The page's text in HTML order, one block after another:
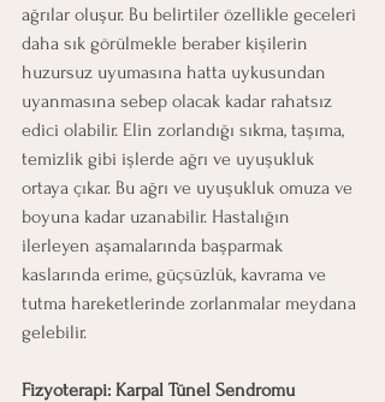
ağrılar oluşur. Bu belirtiler özellikle geceleri
daha sık görülmekle beraber kişilerin
huzursuz uyumasına hatta uykusundan
uyanmasına sebep olacak kadar rahatsız
edici olabilir. Elin zorlandığı sıkma, taşıma,
temizlik gibi işlerde ağrı ve uyuşukluk
ortaya çıkar. Bu ağrı ve uyuşukluk omuza ve
boyuna kadar uzanabilir. Hastalığın
ilerleyen aşamalarında başparmak
kaslarında erime, güçsüzlük, kavrama ve
tutma hareketlerinde zorlanmalar meydana
gelebilir.
Fizyoterapi: Karpal Tünel Sendromu